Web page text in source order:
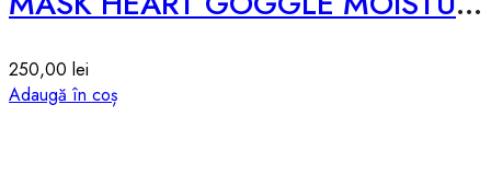
250,00 lei
Adaugă în coș